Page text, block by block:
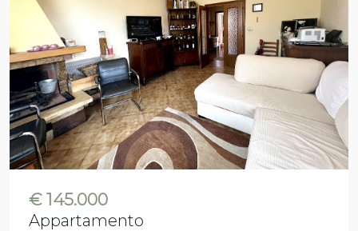
€ 145.000
Appartamento